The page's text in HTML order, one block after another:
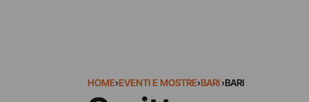
HOME›EVENTI E MOSTRE›BARI›BARI